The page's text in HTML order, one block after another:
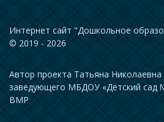
Интернет сайт "Дошкольное
© 2019 - 2026
Автор проекта Татьяна Николаевна
заведующего МБДОУ «Детский сад
ВМР